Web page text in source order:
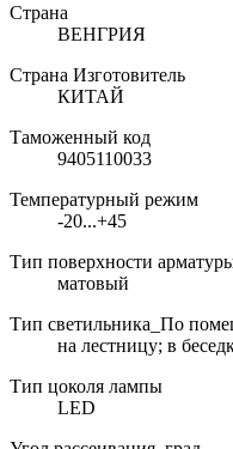
Страна
ВЕНГРИЯ
Страна Изготовитель
КИТАЙ
Таможенный код
9405110033
Температурный режим
-20...+45
Тип поверхности
матовый
Тип светильника_По
на лестницу; в
Тип цоколя лампы
LED